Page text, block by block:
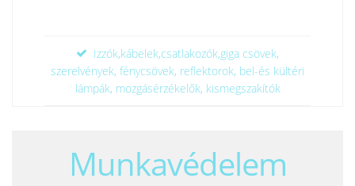
Izzók,kábelek,csatlakozók,giga csövek,
szerelvények, fénycsövek, reflektorok, bel-és kültéri
lámpák, mozgásérzékelők, kismegszakítók
Munkavédelem